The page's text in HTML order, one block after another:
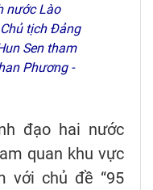
nước Lào
tịch Đảng
Sen tham
Phương -
đạo hai nước
quan khu vực
với chủ đề “95